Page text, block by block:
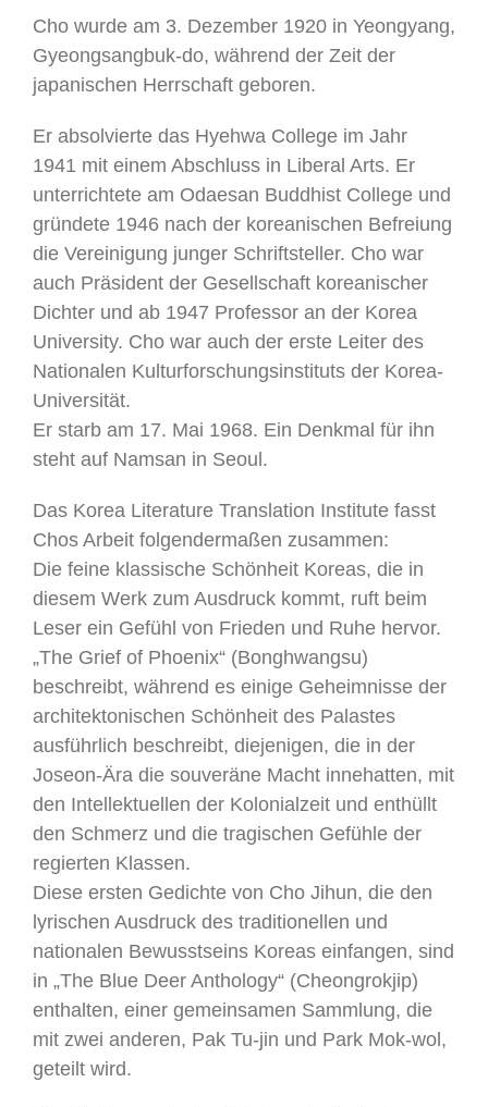
Cho wurde am 3. Dezember 1920 in Yeongyang,
Gyeongsangbuk-do, während der Zeit der
japanischen Herrschaft geboren.
Er absolvierte das Hyehwa College im Jahr
1941 mit einem Abschluss in Liberal Arts. Er
unterrichtete am Odaesan Buddhist College und
gründete 1946 nach der koreanischen Befreiung
die Vereinigung junger Schriftsteller. Cho war
auch Präsident der Gesellschaft koreanischer
Dichter und ab 1947 Professor an der Korea
University. Cho war auch der erste Leiter des
Nationalen Kulturforschungsinstituts der Korea-
Universität.
Er starb am 17. Mai 1968. Ein Denkmal für ihn
steht auf Namsan in Seoul.
Das Korea Literature Translation Institute fasst
Chos Arbeit folgendermaßen zusammen:
Die feine klassische Schönheit Koreas, die in
diesem Werk zum Ausdruck kommt, ruft beim
Leser ein Gefühl von Frieden und Ruhe hervor.
„The Grief of Phoenix“ (Bonghwangsu)
beschreibt, während es einige Geheimnisse der
architektonischen Schönheit des Palastes
ausführlich beschreibt, diejenigen, die in der
Joseon-Ära die souveräne Macht innehatten, mit
den Intellektuellen der Kolonialzeit und enthüllt
den Schmerz und die tragischen Gefühle der
regierten Klassen.
Diese ersten Gedichte von Cho Jihun, die den
lyrischen Ausdruck des traditionellen und
nationalen Bewusstseins Koreas einfangen, sind
in „The Blue Deer Anthology“ (Cheongrokjip)
enthalten, einer gemeinsamen Sammlung, die
mit zwei anderen, Pak Tu-jin und Park Mok-wol,
geteilt wird.